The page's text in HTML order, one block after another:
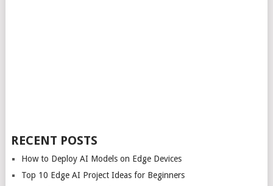
RECENT POSTS
How to Deploy AI Models on Edge Devices
Top 10 Edge AI Project Ideas for Beginners